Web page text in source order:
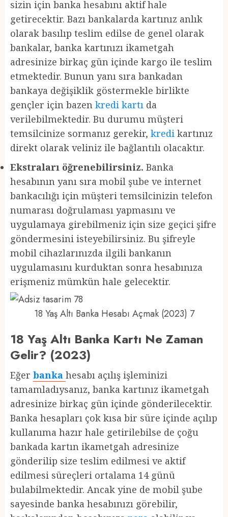
sizin için banka hesabını aktif hale
getirecektir. Bazı bankalarda kartınız anlık
olarak basılıp teslim edilse de genel olarak
bankalar, banka kartınızı ikametgah
adresinize birkaç gün içinde kargo ile teslim
etmektedir. Bunun yanı sıra bankadan
bankaya değişiklik göstermekle birlikte
gençler için bazen kredi kartı da
verilebilmektedir. Bu durumu müşteri
temsilcinize sormanız gerekir, kredi kartınız
direkt olarak veliniz ile bağlantılı olacaktır.
Ekstraları öğrenebilirsiniz. Banka
hesabının yanı sıra mobil şube ve internet
bankacılığı için müşteri temsilcinizin telefon
numarası doğrulaması yapmasını ve
uygulamaya girebilmeniz için size geçici şifre
göndermesini isteyebilirsiniz. Bu şifreyle
mobil cihazlarınızda ilgili bankanın
uygulamasını kurduktan sonra hesabınıza
erişmeniz mümkün hale gelecektir.
18 Yaş Altı Banka Hesabı Açmak (2023) 7
18 Yaş Altı Banka Kartı Ne Zaman
Gelir? (2023)
Eğer banka hesabı açılış işleminizi
tamamladıysanız, banka kartınız ikametgah
adresinize birkaç gün içinde gönderilecektir.
Banka hesapları çok kısa bir süre içinde açılıp
kullanıma hazır hale getirilebilse de çoğu
bankada kartın ikametgah adresinize
gönderilip size teslim edilmesi ve aktif
edilmesi süreçleri ortalama 14 günü
bulabilmektedir. Ancak yine de mobil şube
sayesinde banka hesabınızı görebilir,